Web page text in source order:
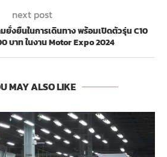
next post
งยืนในการเดินทาง พร้อมเปิดตัวรุ่น C10
บาท ในงาน Motor Expo 2024
MAY ALSO LIKE